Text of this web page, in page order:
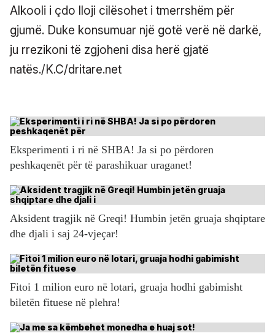
Alkooli i çdo lloji cilësohet i tmerrshëm për
gjumë. Duke konsumuar një gotë verë në darkë,
ju rrezikoni të zgjoheni disa herë gjatë
natës./K.C/dritare.net
Eksperimenti i ri në SHBA! Ja si po përdoren
peshkaqenët për të parashikuar uraganet!
Aksident tragjik në Greqi! Humbin jetën gruaja shqiptare
dhe djali i saj 24-vjeçar!
Fitoi 1 milion euro në lotari, gruaja hodhi gabimisht
biletën fituese në plehra!